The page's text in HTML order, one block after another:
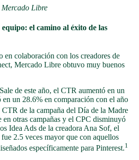
Libre
el camino al éxito de las
en colaboración con los creadores de
Mercado Libre obtuvo muy buenos
de este año, el CTR aumentó en un
un 28.6% en comparación con el año
de la campaña del Día de la Madre
en otras campañas y el CPC disminuyó
Idea Ads de la creadora Ana Sof, el
2.5 veces mayor que con aquellos
específicamente para Pinterest.1